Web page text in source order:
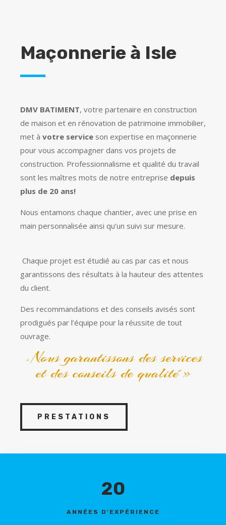
Maçonnerie à Isle
DMV BATIMENT, votre partenaire en construction
de maison et en rénovation de patrimoine immobilier,
met à votre service son expertise en maçonnerie
pour vous accompagner dans vos projets de
construction. Professionnalisme et qualité du travail
sont les maîtres mots de notre entreprise depuis
plus de 20 ans!
Nous entamons chaque chantier, avec une prise en
main personnalisée ainsi qu’un suivi sur mesure.
Chaque projet est étudié au cas par cas et nous
garantissons des résultats à la hauteur des attentes
du client.
Des recommandations et des conseils avisés sont
prodigués par l’équipe pour la réussite de tout
ouvrage.
«Nous garantissons des services
et des conseils de qualité »
PRESTATIONS
20
ANNÉES D'EXPÉRIENCE